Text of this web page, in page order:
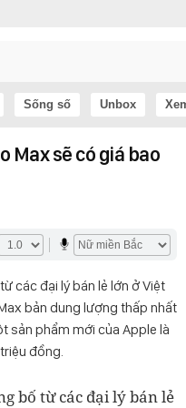
Sống số Unbox
Max sẽ có giá bao
các đại lý bán lẻ lớn ở Việt
bản dung lượng thấp nhất
sản phẩm mới của Apple là
đồng.
bố từ các đại lý bán lẻ